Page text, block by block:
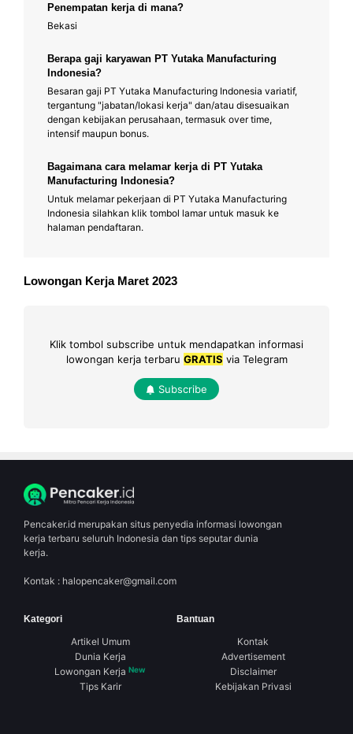
Penempatan kerja di mana?
Bekasi
Berapa gaji karyawan PT Yutaka Manufacturing
Indonesia?
Besaran gaji PT Yutaka Manufacturing Indonesia variatif,
tergantung "jabatan/lokasi kerja" dan/atau disesuaikan
dengan kebijakan perusahaan, termasuk over time,
intensif maupun bonus.
Bagaimana cara melamar kerja di PT Yutaka
Manufacturing Indonesia?
Untuk melamar pekerjaan di PT Yutaka Manufacturing
Indonesia silahkan klik tombol lamar untuk masuk ke
halaman pendaftaran.
Lowongan Kerja Maret 2023
Klik tombol subscribe untuk mendapatkan informasi
lowongan kerja terbaru GRATIS via Telegram
Subscribe
Pencaker.id merupakan situs penyedia informasi lowongan
kerja terbaru seluruh Indonesia dan tips seputar dunia
kerja.
Kontak : halopencaker@gmail.com
Kategori
Artikel Umum
Dunia Kerja
Lowongan Kerja New
Tips Karir
Bantuan
Kontak
Advertisement
Disclaimer
Kebijakan Privasi